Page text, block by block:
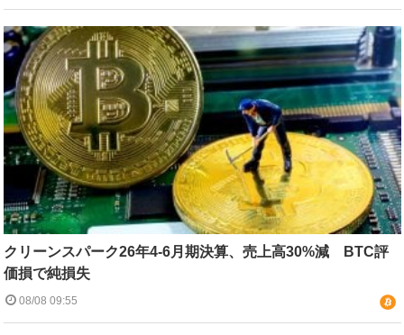
クリーンスパーク26年4-6月期決算、売上高30%減 BTC評
価損で純損失
08/08 09:55